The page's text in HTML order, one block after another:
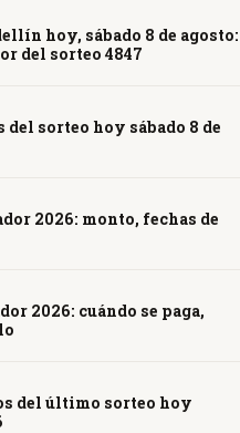
hoy, sábado 8 de agosto:
del sorteo 4847
sorteo hoy sábado 8 de
2026: monto, fechas de
2026: cuándo se paga,
del último sorteo hoy